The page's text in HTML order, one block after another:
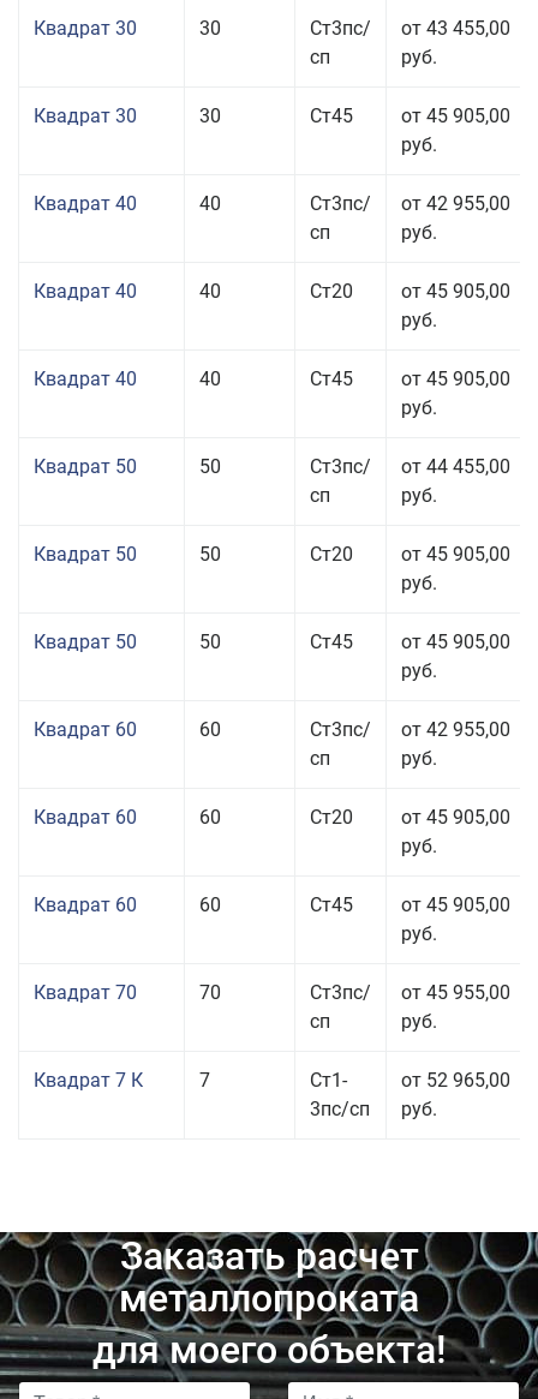
Квадрат 30 30
Ст3пс/
сп
от 43 455,00
руб.
Квадрат 30 30 Ст45
от 45 905,00
руб.
Квадрат 40 40
Ст3пс/
сп
от 42 955,00
руб.
Квадрат 40 40 Ст20
от 45 905,00
руб.
Квадрат 40 40 Ст45
от 45 905,00
руб.
Квадрат 50 50
Ст3пс/
сп
от 44 455,00
руб.
Квадрат 50 50 Ст20
от 45 905,00
руб.
Квадрат 50 50 Ст45
от 45 905,00
руб.
Квадрат 60 60
Ст3пс/
сп
от 42 955,00
руб.
Квадрат 60 60 Ст20
от 45 905,00
руб.
Квадрат 60 60 Ст45
от 45 905,00
руб.
Квадрат 70 70
Ст3пс/
сп
от 45 955,00
руб.
Квадрат 7 К 7
Ст1-
3пс/сп
от 52 965,00
руб.
Заказать расчет
металлопроката
для моего объекта!